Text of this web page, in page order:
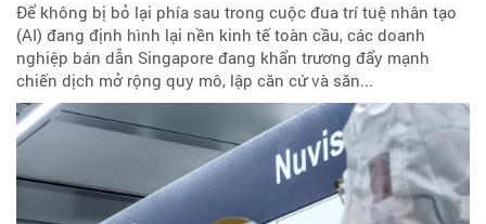
Để không bị bỏ lại phía sau trong cuộc đua trí tuệ nhân tạo
(AI) đang định hình lại nền kinh tế toàn cầu, các doanh
nghiệp bán dẫn Singapore đang khẩn trương đẩy mạnh
chiến dịch mở rộng quy mô, lập căn cứ và săn...